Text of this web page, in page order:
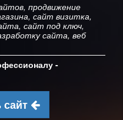
продвижение
сайт визитка,
сайт под ключ,
сайта, веб
-
сайт